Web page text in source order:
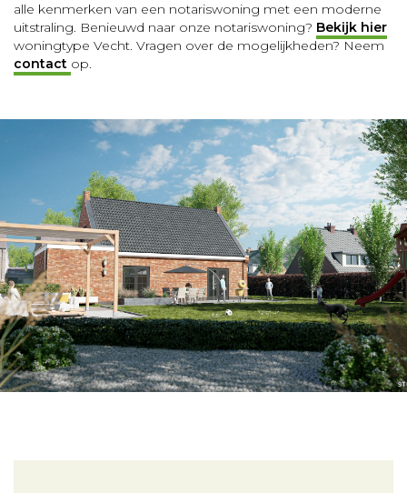
alle kenmerken van een notariswoning met een moderne
uitstraling. Benieuwd naar onze notariswoning? Bekijk hier
woningtype Vecht. Vragen over de mogelijkheden? Neem
contact op.